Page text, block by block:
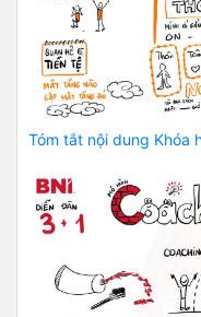
Tóm tắt nội dung Khóa